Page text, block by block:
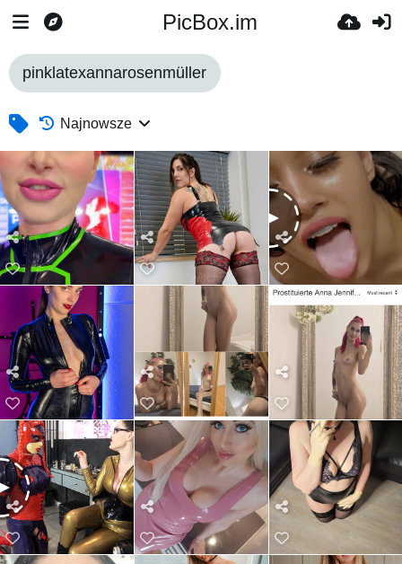
PicBox.im
pinklatexannarosenmüller
Najnowsze